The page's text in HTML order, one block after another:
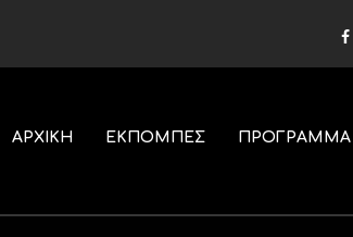
ΑΡΧΙΚΗ ΕΚΠΟΜΠΕΣ ΠΡΟΓΡΑΜΜΑ